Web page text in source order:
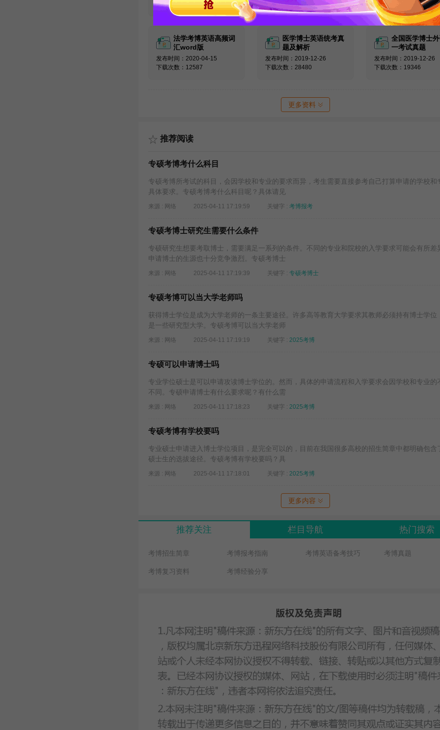
下载次数：27431
下载次数：53321
下载次数：43211
法学考博英语高频词
汇word版
发布时间：2020-04-15
下载次数：12587
医学博士英语统考真
题及解析
发布时间：2019-12-26
下载次数：28480
全国医学博士
一考试真题
发布时间：2019-12-26
下载次数：19346
更多资料
推荐阅读
专硕考博考什么科目
专硕考博所考试的科目，会因学校和专业的要求而异，考生需要直接参考自己打算申请的学校和
具体要求。专硕考博考什么科目呢？具体请见
来源 : 网络 2025-04-11 17:19:59 关键字 : 考博报考
专硕考博士研究生需要什么条件
专硕研究生想要考取博士，需要满足一系列的条件。不同的专业和院校的入学要求可能会有所差
申请博士的生源也十分竞争激烈。专硕考博士
来源 : 网络 2025-04-11 17:19:39 关键字 : 专硕考博士
专硕考博可以当大学老师吗
获得博士学位是成为大学老师的一条主要途径。许多高等教育大学要求其教师必须持有博士学位
是一些研究型大学。专硕考博可以当大学老师
来源 : 网络 2025-04-11 17:19:19 关键字 : 2025考博
专硕可以申请博士吗
专业学位硕士是可以申请攻读博士学位的。然而，具体的申请流程和入学要求会因学校和专业的
不同。专硕申请博士有什么要求呢？有什么需
来源 : 网络 2025-04-11 17:18:23 关键字 : 2025考博
专硕考博有学校要吗
专业硕士申请进入博士学位项目，是完全可以的，目前在我国很多高校的招生简章中都明确包含
硕士生的选拔途径。专硕考博有学校要吗？具
来源 : 网络 2025-04-11 17:18:01 关键字 : 2025考博
更多内容
推荐关注 栏目导航 热门搜索
考博招生简章 考博报考指南 考博英语备考技巧 考博真题
考博复习资料 考博经验分享